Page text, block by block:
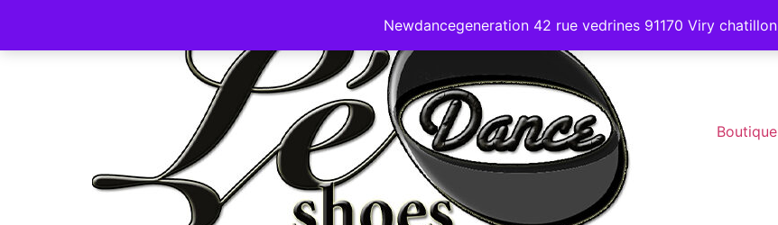
Newdancegeneration 42 rue vedrines 91170 Viry chatillon
Boutique